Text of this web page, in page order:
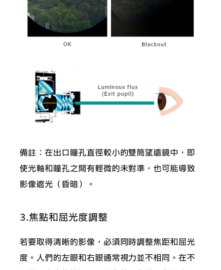
備註：在出口瞳孔直徑較小的雙筒望遠鏡中，即
使光軸和瞳孔之間有輕微的未對準，也可能導致
影像遮光（昏暗）。
3.焦點和屈光度調整
若要取得清晰的影像，必須同時調整焦距和屈光
度。人們的左眼和右眼通常視力並不相同。在不